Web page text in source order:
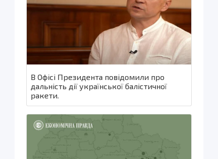
В Офісі Президента повідомили про
дальність дії української балістичної
ракети.